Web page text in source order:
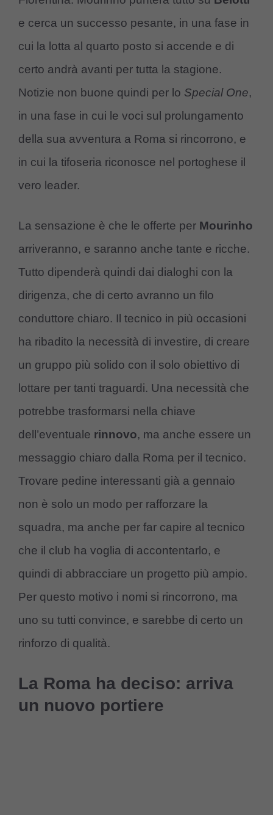
e cerca un successo pesante, in una fase in
cui la lotta al quarto posto si accende e di
certo andrà avanti per tutta la stagione.
Notizie non buone quindi per lo Special One,
in una fase in cui le voci sul prolungamento
della sua avventura a Roma si rincorrono, e
in cui la tifoseria riconosce nel portoghese il
vero leader.
La sensazione è che le offerte per Mourinho
arriveranno, e saranno anche tante e ricche.
Tutto dipenderà quindi dai dialoghi con la
dirigenza, che di certo avranno un filo
conduttore chiaro. Il tecnico in più occasioni
ha ribadito la necessità di investire, di creare
un gruppo più solido con il solo obiettivo di
lottare per tanti traguardi. Una necessità che
potrebbe trasformarsi nella chiave
dell’eventuale rinnovo, ma anche essere un
messaggio chiaro dalla Roma per il tecnico.
Trovare pedine interessanti già a gennaio
non è solo un modo per rafforzare la
squadra, ma anche per far capire al tecnico
che il club ha voglia di accontentarlo, e
quindi di abbracciare un progetto più ampio.
Per questo motivo i nomi si rincorrono, ma
uno su tutti convince, e sarebbe di certo un
rinforzo di qualità.
La Roma ha deciso: arriva
un nuovo portiere